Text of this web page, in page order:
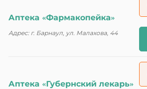
Аптека «Фармакопейка»
Адрес: г. Барнаул, ул. Малахова, 44
Аптека «Губернский лекарь»